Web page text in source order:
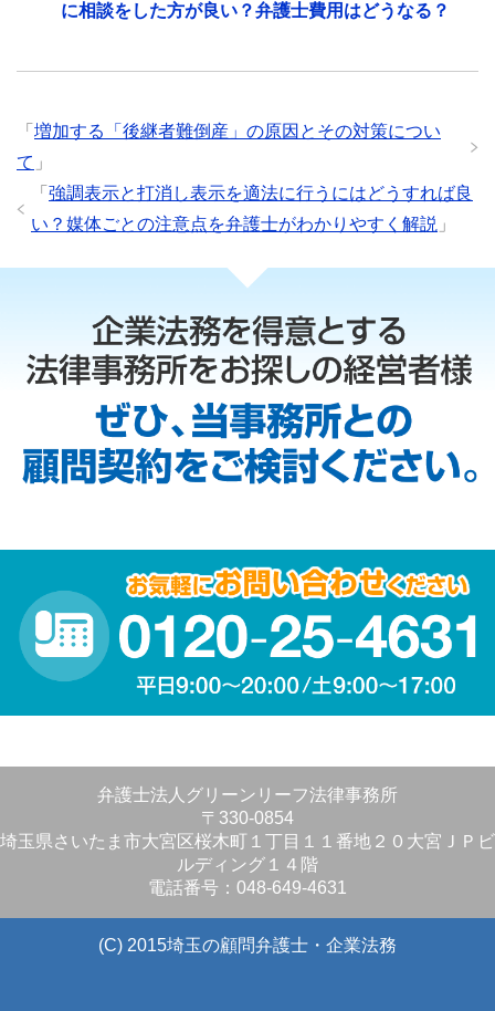
に相談をした方が良い？弁護士費用はどうなる？
「 増加する「後継者難倒産」の原因とその対策につい
て 」
「 強調表示と打消し表示を適法に行うにはどうすれば良
い？媒体ごとの注意点を弁護士がわかりやすく解説 」
弁護士法人グリーンリーフ法律事務所
〒330-0854
埼玉県さいたま市大宮区桜木町１丁目１１番地２０大宮ＪＰビ
ルディング１４階
電話番号：048-649-4631
(C) 2015埼玉の顧問弁護士・企業法務